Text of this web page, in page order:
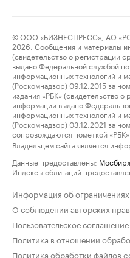
© ООО «БИЗНЕСПРЕСС», АО
2026. Сообщения и материалы
(свидетельство о регистрации
выдано Федеральной службой
информационных технологий и
(Роскомнадзор) 09.12.2015 за
издания «РБК» (свидетельство
информации выдано
информационных технологий и
(Роскомнадзор) 03.12.2021 за
сопровождаются пометкой «РБК».
Владельцем сайта является
Данные предоставлены:
Индексы облигаций
Информация об ограничениях
О соблюдении авторских прав
Пользовательское соглашение
Политика в отношении
Политика обработки файлов